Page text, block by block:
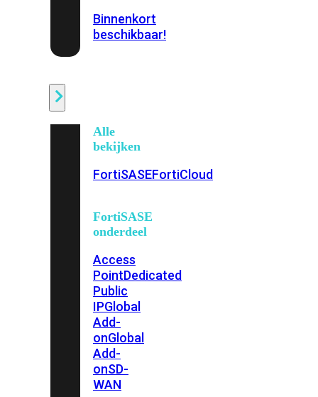
Binnenkort
beschikbaar!
Alle
bekijken
FortiSASEFortiCloud
FortiSASE
onderdeel
Access
PointDedicated
Public
IPGlobal
Add-
onGlobal
Add-
onSD-
WAN